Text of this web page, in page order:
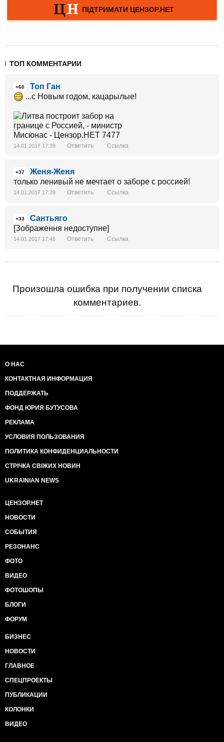
ТОП КОММЕНТАРИИ
+60
Топ Ган
...с Новым годом, кацарылые!
14.01.2017 17:39 Ответить Ссылка
+37
Женя-Женя
только ленивый не мечтает о заборе с россией!
14.01.2017 17:39 Ответить Ссылка
+33
Сантьяго
[Зображення недоступне]
14.01.2017 17:46 Ответить Ссылка
Произошла ошибка при получении списка
комментариев.
О НАС
КОНТАКТНАЯ ИНФОРМАЦИЯ
ПОДДЕРЖАТЬ
ФОНД ЮРИЯ БУТУСОВА
РЕКЛАМА
УСЛОВИЯ ПОЛЬЗОВАНИЯ
ПОЛИТИКА КОНФИДЕНЦИАЛЬНОСТИ
СТРІЧКА СВІЖИХ НОВИН
UKRAINIAN NEWS
ЦЕНЗОР.НЕТ
НОВОСТИ
СОБЫТИЯ
РЕЗОНАНС
ФОТО
ВИДЕО
ФОТОШОПЫ
БЛОГИ
ФОРУМ
БИЗНЕС
НОВОСТИ
ГЛАВНОЕ
СПЕЦПРОЕКТЫ
ПУБЛИКАЦИИ
КОЛОНКИ
ВИДЕО